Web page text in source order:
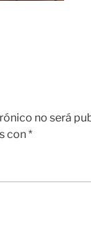
no será
con*